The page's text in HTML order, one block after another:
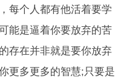
个人都有他活着要学
能是逼着你要放弃的苦
存在并非就是要你放弃
更多更多的智慧;只要是